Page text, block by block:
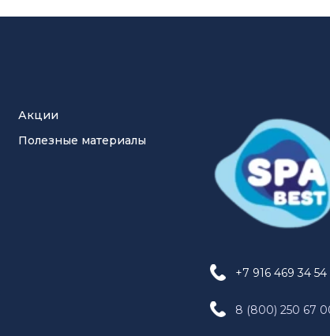
Акции
Полезные материалы
+7 916 469 34 54
8 (800) 250 67